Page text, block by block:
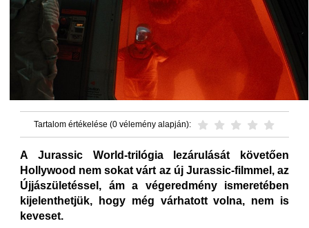
Tartalom értékelése (0 vélemény alapján):
A Jurassic World-trilógia lezárulását követően
Hollywood nem sokat várt az új Jurassic-filmmel, az
Újjászületéssel, ám a végeredmény ismeretében
kijelenthetjük, hogy még várhatott volna, nem is
keveset.